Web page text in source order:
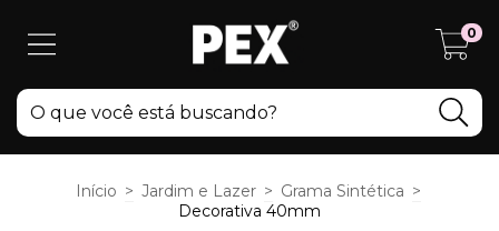
0
Início > Jardim e Lazer > Grama Sintética >
Decorativa 40mm